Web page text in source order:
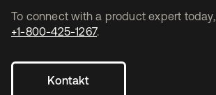
To connect with a product expert today,
+1-800-425-1267.
Kontakt